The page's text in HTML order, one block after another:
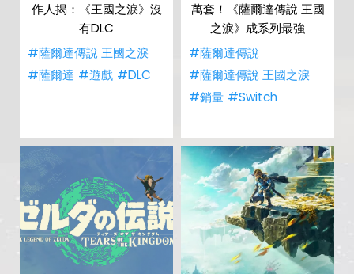
作人揭：《王國之淚》沒
有DLC
#薩爾達傳說 王國之淚
#薩爾達 #遊戲 #DLC
萬套！《薩爾達傳說 王國
之淚》成系列最強
#薩爾達傳說
#薩爾達傳說 王國之淚
#銷量 #Switch